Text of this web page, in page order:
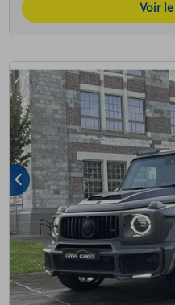
Voir